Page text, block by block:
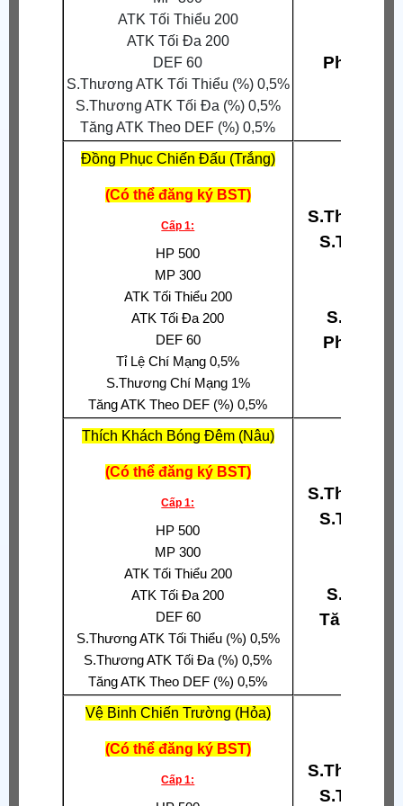
ATK Tối Thiểu 200
ATK Tối Đa 200
DEF 60
S.Thương ATK Tối Thiểu (%) 0,5%
S.Thương ATK Tối Đa (%) 0,5%
Tăng ATK Theo DEF (%) 0,5%
Phòng
Đồng Phục Chiến Đấu (Trắng)
(Có thể đăng ký BST)
Cấp 1:
HP 500
MP 300
ATK Tối Thiểu 200
ATK Tối Đa 200
DEF 60
Tỉ Lệ Chí Mạng 0,5%
S.Thương Chí Mạng 1%
Tăng ATK Theo DEF (%) 0,5%
S.Thương
Phòng
Thích Khách Bóng Đêm (Nâu)
(Có thể đăng ký BST)
Cấp 1:
HP 500
MP 300
ATK Tối Thiểu 200
ATK Tối Đa 200
DEF 60
S.Thương ATK Tối Thiểu (%) 0,5%
S.Thương ATK Tối Đa (%) 0,5%
Tăng ATK Theo DEF (%) 0,5%
S.Thương
Tăng
Vệ Binh Chiến Trường (Hỏa)
(Có thể đăng ký BST)
Cấp 1:
S.Thương